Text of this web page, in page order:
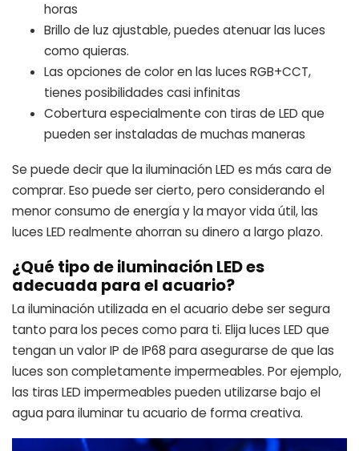
horas
Brillo de luz ajustable, puedes atenuar las luces
como quieras.
Las opciones de color en las luces RGB+CCT,
tienes posibilidades casi infinitas
Cobertura especialmente con tiras de LED que
pueden ser instaladas de muchas maneras
Se puede decir que la iluminación LED es más cara de
comprar. Eso puede ser cierto, pero considerando el
menor consumo de energía y la mayor vida útil, las
luces LED realmente ahorran su dinero a largo plazo.
¿Qué tipo de iluminación LED es
adecuada para el acuario?
La iluminación utilizada en el acuario debe ser segura
tanto para los peces como para ti. Elija luces LED que
tengan un valor IP de IP68 para asegurarse de que las
luces son completamente impermeables. Por ejemplo,
las tiras LED impermeables pueden utilizarse bajo el
agua para iluminar tu acuario de forma creativa.